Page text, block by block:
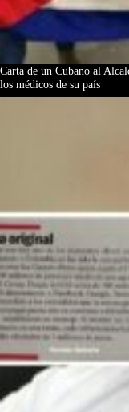
Carta de un Cubano al
los médicos de su país